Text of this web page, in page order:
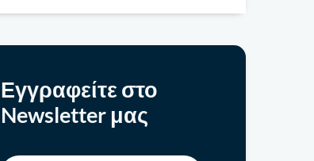
Εγγραφείτε στο
Newsletter μας